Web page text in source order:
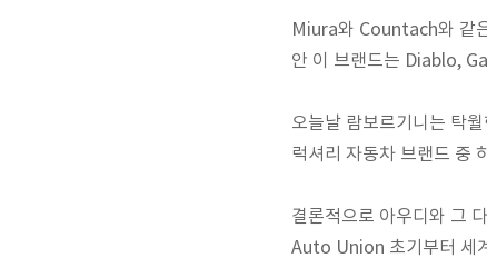
Miura와 Countach와 같
안 이 브랜드는 Diablo,
오늘날 람보르기니는 탁
럭셔리 자동차 브랜드 중
결론적으로 아우디와 그
Auto Union 초기부터 세